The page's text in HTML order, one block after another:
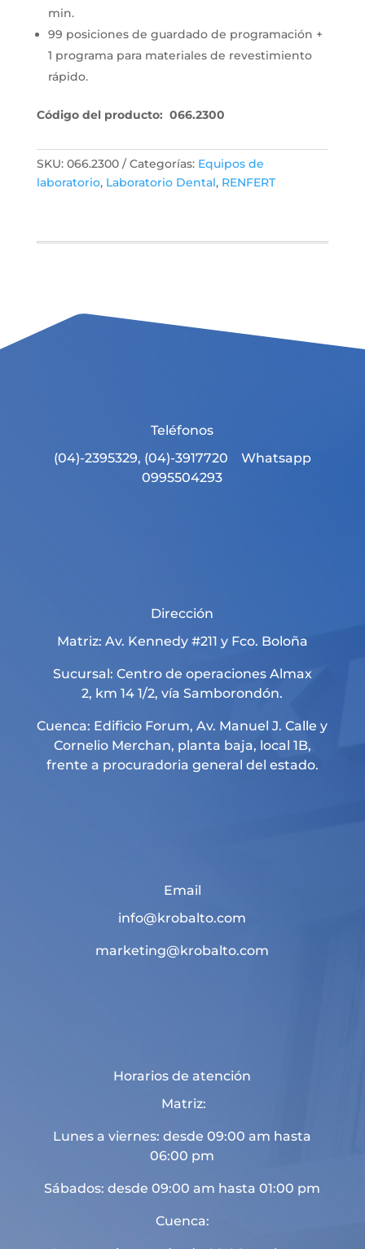
min.
99 posiciones de guardado de programación +
1 programa para materiales de revestimiento
rápido.
Código del producto: 066.2300
SKU: 066.2300 Categorías: Equipos de
laboratorio, Laboratorio Dental, RENFERT
Teléfonos
(04)-2395329, (04)-3917720 Whatsapp
0995504293
Dirección
Matriz: Av. Kennedy #211 y Fco. Boloña
Sucursal: Centro de operaciones Almax
2, km 14 1/2, vía Samborondón.
Cuenca: Edificio Forum, Av. Manuel J. Calle y
Cornelio Merchan, planta baja, local 1B,
frente a procuradoria general del estado.
Email
info@krobalto.com
marketing@krobalto.com
Horarios de atención
Matriz:
Lunes a viernes: desde 09:00 am hasta
06:00 pm
Sábados: desde 09:00 am hasta 01:00 pm
Cuenca: